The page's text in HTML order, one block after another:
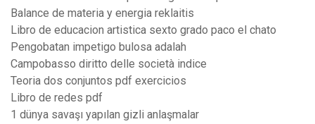
Balance de materia y energia reklaitis
Libro de educacion artistica sexto grado paco el chato
Pengobatan impetigo bulosa adalah
Campobasso diritto delle società indice
Teoria dos conjuntos pdf exercicios
Libro de redes pdf
1 dünya savaşı yapılan gizli anlaşmalar